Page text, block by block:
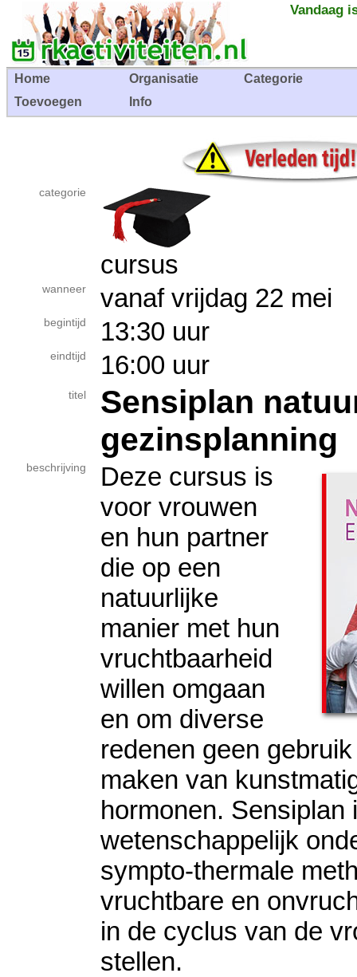
Vandaag
Home Organisatie
Categorie
Toevoegen
Info
categorie
cursus
wanneer vanaf vrijdag 22
begintijd 13:30 uur
eindtijd 16:00 uur
titel
Sensiplan
gezinsplanning
beschrijving
Deze cursus is
voor vrouwen
en hun partner
die op een
natuurlijke
manier met hun
vruchtbaarheid
willen omgaan
en om diverse
redenen geen
maken van
hormonen. Sensiplan
wetenschappelijk
sympto-thermale
vruchtbare en
in de cyclus van de
stellen.